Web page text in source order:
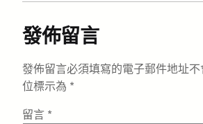
發佈留言
發佈留言必須填寫的電子郵件地址不
位標示為 *
留言 *